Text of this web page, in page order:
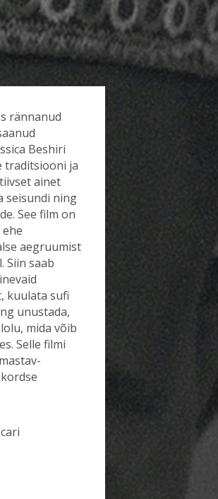
rännanud
Beshiri
traditsiooni ja
ainet
seisundi ning
See film on
aegruumist
Siin saab
kuulata sufi
unustada,
mida võib
Selle filmi